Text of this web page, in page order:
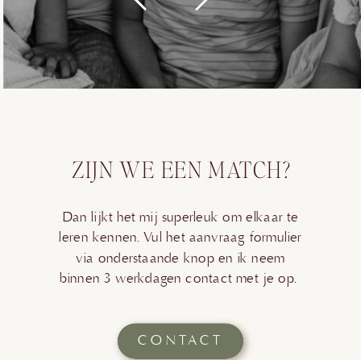
ZIJN WE EEN MATCH?
CONTACT
Dan lijkt het mij superleuk om elkaar te
leren kennen. Vul het aanvraag formulier
via onderstaande knop en ik neem
binnen 3 werkdagen contact met je op.